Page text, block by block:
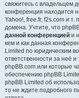
свяжитесь с владельцем
конференция находится
Yahoo!, free.fr, f2s.com и т.
домена. Учтите, что
данной конференцией и
кем и как данная
Limited по юридическим
ответственности за неё и
phpBB.com или которые
обеспечению phpBB
phpBB Limited об
то не ждите подробного